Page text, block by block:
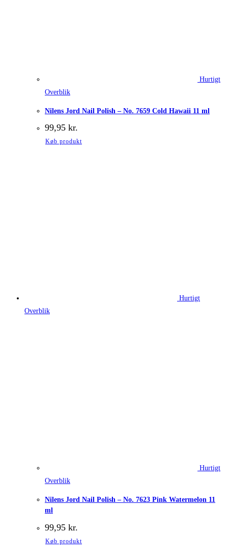
Hurtigt
Overblik
Nilens Jord Nail Polish – No. 7659 Cold Hawaii 11 ml
99,95 kr.
Køb produkt
Hurtigt
Overblik
Hurtigt
Overblik
Nilens Jord Nail Polish – No. 7623 Pink Watermelon 11
ml
99,95 kr.
Køb produkt